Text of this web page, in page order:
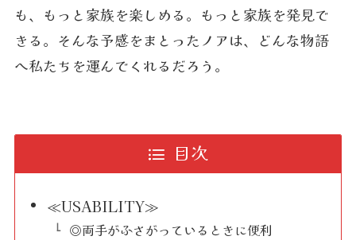
も、もっと家族を楽しめる。もっと家族を発見で
きる。そんな予感をまとったノアは、どんな物語
へ私たちを運んでくれるだろう。
目次
≪USABILITY≫
◎両手がふさがっているときに便利